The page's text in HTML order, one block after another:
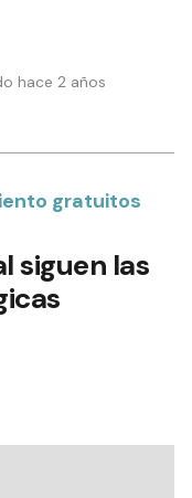
hace 2 años
gratuitos
siguen las